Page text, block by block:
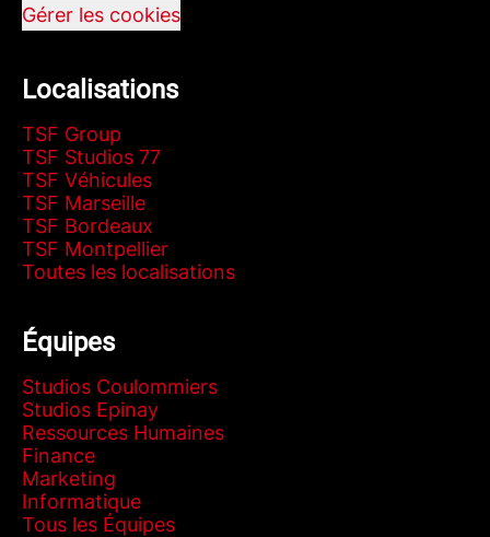
Gérer les cookies
Localisations
TSF Group
TSF Studios 77
TSF Véhicules
TSF Marseille
TSF Bordeaux
TSF Montpellier
Toutes les localisations
Équipes
Studios Coulommiers
Studios Epinay
Ressources Humaines
Finance
Marketing
Informatique
Tous les Équipes